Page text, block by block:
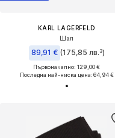
KARL LAGERFELD
Шал
89,91 € (175,85 лв.³)
Първоначално: 129,00 €
Последна най-ниска цена:64,94 €